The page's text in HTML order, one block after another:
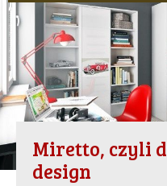
Miretto, czyli
design